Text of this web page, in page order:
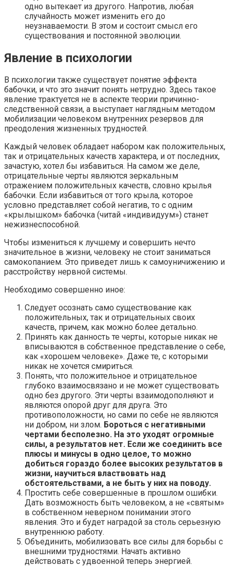
одно вытекает из другого. Напротив, любая
случайность может изменить его до
неузнаваемости. В этом и состоит смысл его
существования и постоянной эволюции.
Явление в психологии
В психологии также существует понятие эффекта
бабочки, и что это значит понять нетрудно. Здесь такое
явление трактуется не в аспекте теории причинно-
следственной связи, а выступает наглядным методом
мобилизации человеком внутренних резервов для
преодоления жизненных трудностей.
Каждый человек обладает набором как положительных,
так и отрицательных качеств характера, и от последних,
зачастую, хотел бы избавиться. На самом же деле,
отрицательные черты являются зеркальным
отражением положительных качеств, словно крылья
бабочки. Если избавиться от того крыла, которое
условно представляет собой негатив, то с одним
«крылышком» бабочка (читай «индивидуум») станет
нежизнеспособной.
Чтобы измениться к лучшему и совершить нечто
значительное в жизни, человеку не стоит заниматься
самокопанием. Это приведет лишь к самоуничижению и
расстройству нервной системы.
Необходимо совершенно иное:
Следует осознать само существование как
положительных, так и отрицательных своих
качеств, причем, как можно более детально.
Принять как данность те черты, которые никак не
вписываются в собственное представление о себе,
как «хорошем человеке». Даже те, с которыми
никак не хочется смириться.
Понять, что положительное и отрицательное
глубоко взаимосвязано и не может существовать
одно без другого. Эти черты взаимодополняют и
являются опорой друг для друга. Это
противоположности, но сами по себе не являются
ни добром, ни злом. Бороться с негативными
чертами бесполезно. На это уходят огромные
силы, а результатов нет. Если же соединить все
плюсы и минусы в одно целое, то можно
добиться гораздо более высоких результатов в
жизни, научиться властвовать над
обстоятельствами, а не быть у них на поводу.
Простить себе совершенные в прошлом ошибки.
Дать возможность быть человеком, а не «святым»
в собственном неверном понимании этого
явления. Это и будет наградой за столь серьезную
внутреннюю работу.
Объединить, мобилизовать все силы для борьбы с
внешними трудностями. Начать активно
действовать с удвоенной теперь энергией.